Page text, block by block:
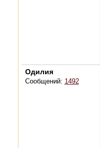
Одилия
Сообщений: 1492